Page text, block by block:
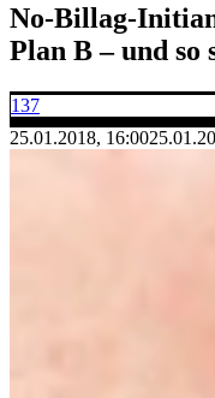
No-Billag-
Plan B – und so
137
25.01.2018, 16:00